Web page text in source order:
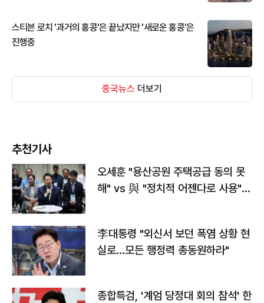
스티븐 로치 '과거의 홍콩'은 끝났지만 '새로운 홍콩'은
진행중
중국뉴스 더보기
추천기사
오세훈 "용산공원 주택공급 동의 못
해" vs 與 "정치적 어젠다로 사용"
李대통령 "외신서 보던 폭염 상황 현
실로…모든 행정력 총동원하라"
종합특검, '계엄 당정대 회의 참석' 한